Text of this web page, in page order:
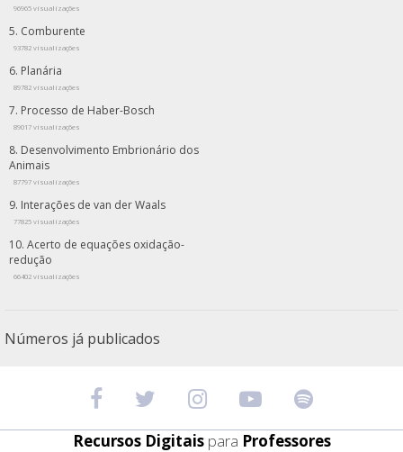
96965 visualizações
Comburente
93782 visualizações
Planária
89782 visualizações
Processo de Haber-Bosch
89017 visualizações
Desenvolvimento Embrionário dos
Animais
87797 visualizações
Interações de van der Waals
77825 visualizações
Acerto de equações oxidação-
redução
66402 visualizações
Números já publicados
Recursos Digitais para Professores